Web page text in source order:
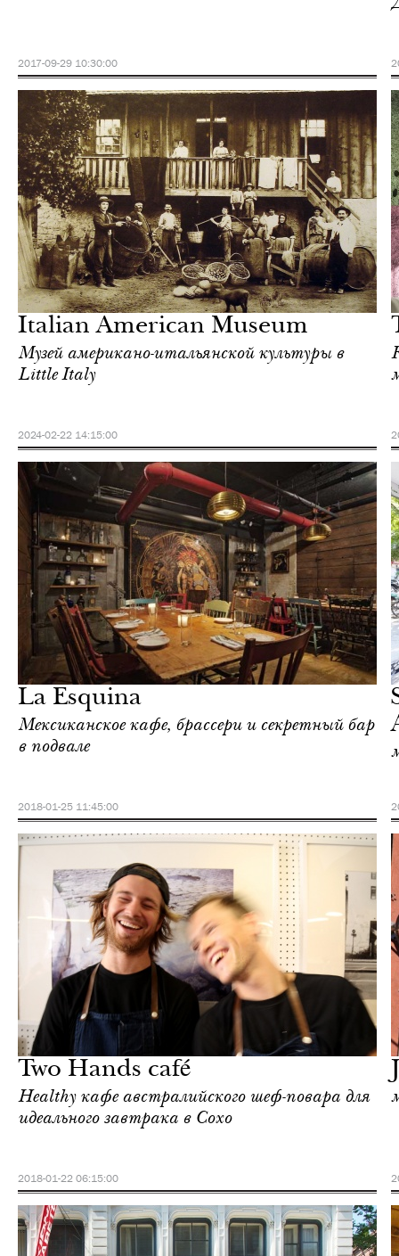
2017-09-29 10:30:00
Italian American Museum
Музей американо-итальянской культуры в
Little Italy
2024-02-22 14:15:00
Йорк
La Esquina
Мексиканское кафе, брассери и секретный бар
в подвале
2018-01-25 11:45:00
Йорк
Two Hands café
Healthy кафе австралийского шеф-повара для
идеального завтрака в Сохо
2018-01-22 06:15:00
Йорк